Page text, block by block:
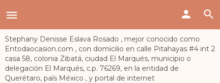
Stephany Denisse Eslava Rosado , mejor conocido como
Entodaocasion.com , con domicilio en calle Pitahayas #4 int 2
casa 58, colonia Zibatá, ciudad El Marqués, municipio o
delegación El Marqués, c.p. 76269, en la entidad de
Querétaro, país México , y portal de internet